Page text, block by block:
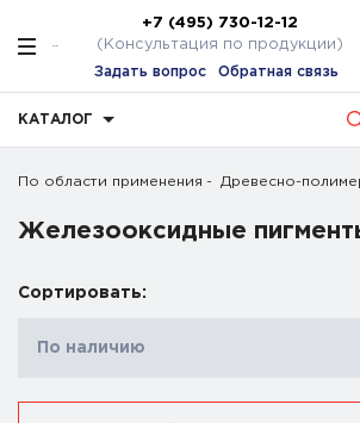
+7 (495) 730-12-12
(Консультация по продукции)
Задать вопрос Обратная связь
КАТАЛОГ
По области применения Древесно-
Железооксидные
Сортировать:
По наличию